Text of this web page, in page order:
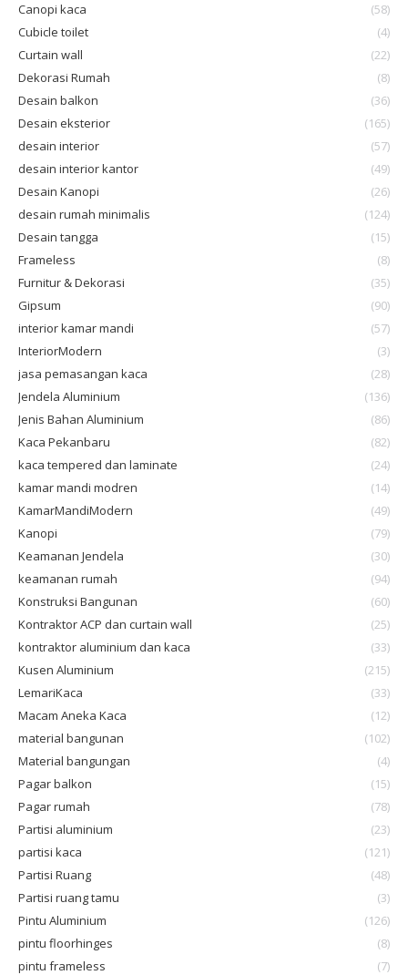
Canopi kaca
(58)
Cubicle toilet
(4)
Curtain wall
(22)
Dekorasi Rumah
(8)
Desain balkon
(36)
Desain eksterior
(165)
desain interior
(57)
desain interior kantor
(49)
Desain Kanopi
(26)
desain rumah minimalis
(124)
Desain tangga
(15)
Frameless
(8)
Furnitur & Dekorasi
(35)
Gipsum
(90)
interior kamar mandi
(57)
InteriorModern
(3)
jasa pemasangan kaca
(28)
Jendela Aluminium
(136)
Jenis Bahan Aluminium
(86)
Kaca Pekanbaru
(82)
kaca tempered dan laminate
(24)
kamar mandi modren
(14)
KamarMandiModern
(49)
Kanopi
(79)
Keamanan Jendela
(30)
keamanan rumah
(94)
Konstruksi Bangunan
(60)
Kontraktor ACP dan curtain wall
(25)
kontraktor aluminium dan kaca
(33)
Kusen Aluminium
(215)
LemariKaca
(33)
Macam Aneka Kaca
(12)
material bangunan
(102)
Material bangungan
(4)
Pagar balkon
(15)
Pagar rumah
(78)
Partisi aluminium
(23)
partisi kaca
(121)
Partisi Ruang
(48)
Partisi ruang tamu
(3)
Pintu Aluminium
(126)
pintu floorhinges
(8)
pintu frameless
(7)